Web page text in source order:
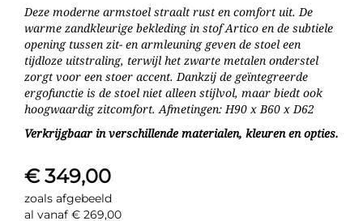
Deze moderne armstoel straalt rust en comfort uit. De
warme zandkleurige bekleding in stof Artico en de subtiele
opening tussen zit- en armleuning geven de stoel een
tijdloze uitstraling, terwijl het zwarte metalen onderstel
zorgt voor een stoer accent. Dankzij de geïntegreerde
ergofunctie is de stoel niet alleen stijlvol, maar biedt ook
hoogwaardig zitcomfort. Afmetingen: H90 x B60 x D62
Verkrijgbaar in verschillende materialen, kleuren en opties.
€ 349,00
zoals afgebeeld
al vanaf € 269,00